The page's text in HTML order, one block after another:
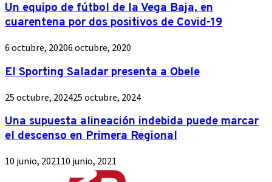
Un equipo de fútbol de la Vega Baja, en
cuarentena por dos positivos de Covid-19
6 octubre, 20206 octubre, 2020
El Sporting Saladar presenta a Obele
25 octubre, 202425 octubre, 2024
Una supuesta alineación indebida puede marcar
el descenso en Primera Regional
10 junio, 202110 junio, 2021